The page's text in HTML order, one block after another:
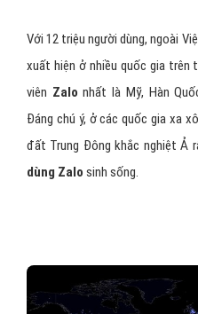
Với 12 triệu người dùng, ngoài
xuất hiện ở nhiều quốc gia trên
viên Zalo nhất là Mỹ, Hàn
Đáng chú ý, ở các quốc gia xa
đất Trung Đông khắc nghiệt Ả
dùng Zalo sinh sống.